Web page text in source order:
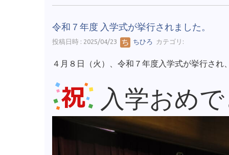
令和７年度 入学式が挙行されました。
投稿日時 : 2025/04/23 ちひろ カテゴリ:
４月８日（火）、令和７年度入学式が挙行さ
入学おめ